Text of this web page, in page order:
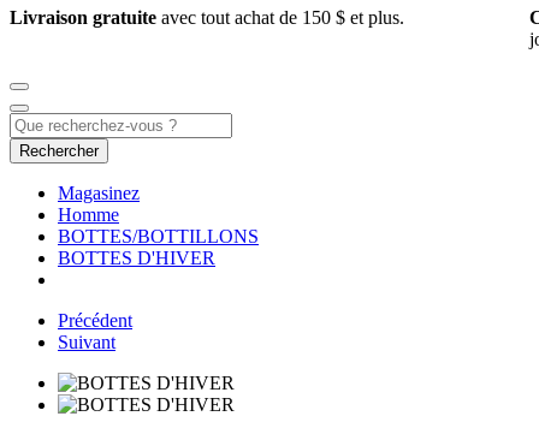
Livraison gratuite avec tout achat de 150 $ et plus.
Rechercher
Magasinez
Homme
BOTTES/BOTTILLONS
BOTTES D'HIVER
Précédent
Suivant